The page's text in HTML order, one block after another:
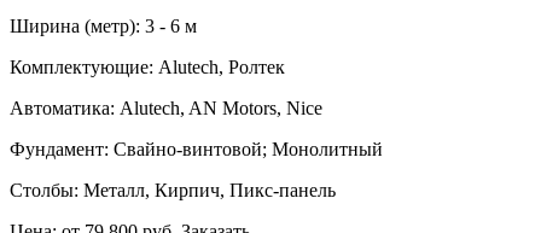
Ширина (метр): 3 - 6 м
Комплектующие: Alutech, Ролтек
Автоматика: Alutech, AN Motors, Nice
Фундамент: Свайно-винтовой; Монолитный
Столбы: Металл, Кирпич, Пикс-панель